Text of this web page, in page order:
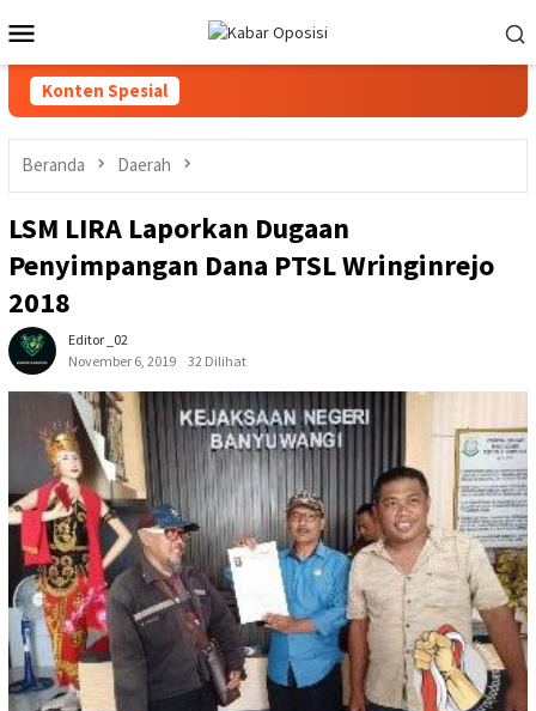
ke
kontenMobile
Konten Spesial
Beranda Daerah
LSM LIRA Laporkan Dugaan
Penyimpangan Dana PTSL Wringinrejo
2018
Editor _02
November 6, 2019
32 Dilihat